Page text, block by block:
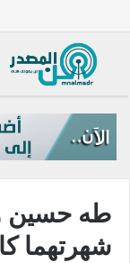
طه حسين
شهرتهما